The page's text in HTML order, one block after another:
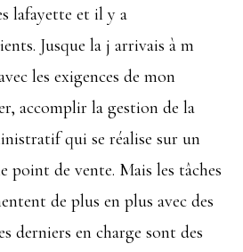
lafayette et il y a
Jusque la j arrivais à m
les exigences de mon
accomplir la gestion de la
qui se réalise sur un
point de vente. Mais les tâches
de plus en plus avec des
derniers en charge sont des